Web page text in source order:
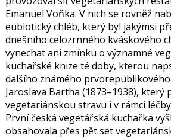
Emanuel Voňka. V nich se rovněž
eubiotický chléb, který byl jakýmsi
dnešního celozrnného kváskového
vynechat ani zmínku o významné
kuchařské knize té doby, kterou
dalšího známého
Jaroslava Bartha (1873–1938), který
vegetariánskou stravu i v rámci
První česká vegetářská kuchařka
obsahovala přes pět set